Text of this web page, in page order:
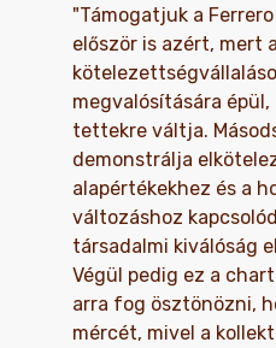
"Támogatjuk a
először is azért, mert
megvalósítására épül,
tettekre váltja.
demonstrálja
alapértékekhez és a
változáshoz
társadalmi kiválóság
Végül pedig ez a
arra fog ösztönözni,
mércét, mivel a